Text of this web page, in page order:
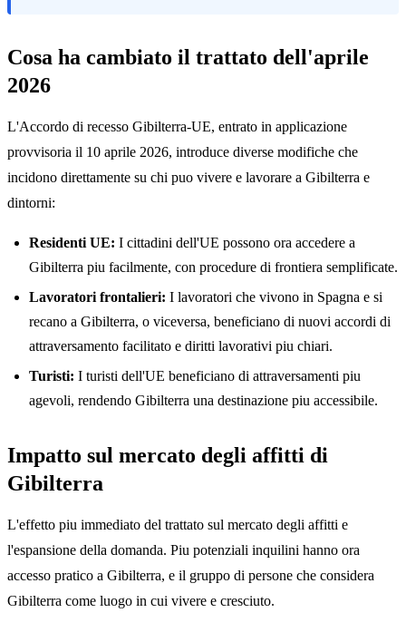
Cosa ha cambiato il trattato dell'aprile
2026
L'Accordo di recesso Gibilterra-UE, entrato in applicazione
provvisoria il 10 aprile 2026, introduce diverse modifiche che
incidono direttamente su chi puo vivere e lavorare a Gibilterra e
dintorni:
Residenti UE: I cittadini dell'UE possono ora accedere a
Gibilterra piu facilmente, con procedure di frontiera semplificate.
Lavoratori frontalieri: I lavoratori che vivono in Spagna e si
recano a Gibilterra, o viceversa, beneficiano di nuovi accordi di
attraversamento facilitato e diritti lavorativi piu chiari.
Turisti: I turisti dell'UE beneficiano di attraversamenti piu
agevoli, rendendo Gibilterra una destinazione piu accessibile.
Impatto sul mercato degli affitti di
Gibilterra
L'effetto piu immediato del trattato sul mercato degli affitti e
l'espansione della domanda. Piu potenziali inquilini hanno ora
accesso pratico a Gibilterra, e il gruppo di persone che considera
Gibilterra come luogo in cui vivere e cresciuto.